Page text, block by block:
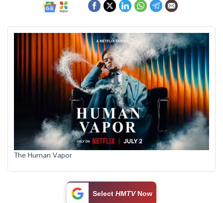
జాతీయం
అంతర్జాతీయం
సినిమా
వ్యాపారం
లైఫ్
స్టైల్
The Human Vapor
Select HMTVNow